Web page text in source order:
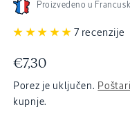
dijaloškom
okviru
Proizvedeno u
7 recenzije
Redovna
cijena
€7,30
Porez je uključen.
kupnje.